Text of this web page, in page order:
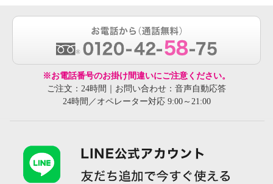
※お電話番号のお掛け間違いにご注意ください。
ご注文：24時間｜お問い合わせ：音声自動応答
24時間／オペレーター対応 9:00～21:00